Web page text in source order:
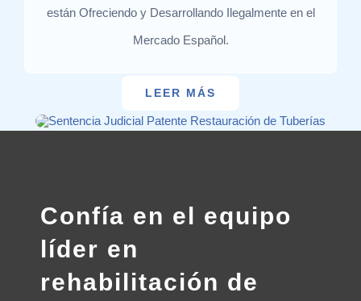
están Ofreciendo y Desarrollando Ilegalmente en el
Mercado Español.
LEER MÁS
Confía en el equipo
líder en
rehabilitación de